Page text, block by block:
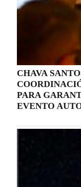
CHAVA
PARA
EVENTO